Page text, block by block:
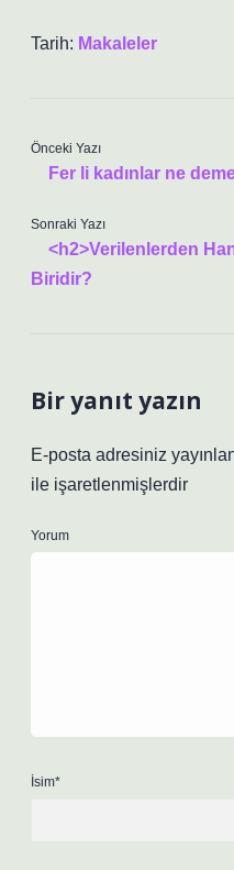
Tarih: Makaleler
Önceki Yazı
Fer li kadınlar ne
Sonraki Yazı
<h2>Verilenlerden
Biridir?
Bir yanıt yazın
E-posta adresiniz
ile işaretlenmişlerdir
Yorum
İsim*